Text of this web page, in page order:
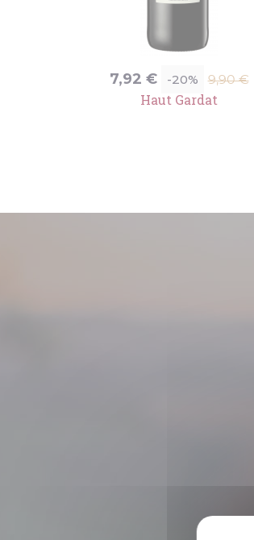
Prix
7,92 € -20%
Prix
de
base
9,90 €
Haut Gardat